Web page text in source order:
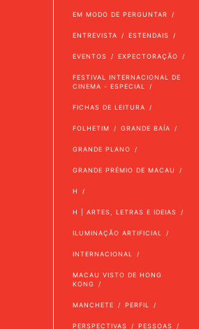
EM MODO DE PERGUNTAR
ENTREVISTA ESTENDAIS
EVENTOS EXPECTORAÇÃO
FESTIVAL INTERNACIONAL DE
CINEMA - ESPECIAL
FICHAS DE LEITURA
FOLHETIM GRANDE BAÍA
GRANDE PLANO
GRANDE PRÉMIO DE MACAU
H
H | ARTES, LETRAS E IDEIAS
ILUMINAÇÃO ARTIFICIAL
INTERNACIONAL
MACAU VISTO DE HONG
KONG
MANCHETE PERFIL
PERSPECTIVAS PESSOAS